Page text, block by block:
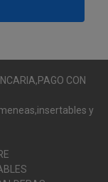
CON
y